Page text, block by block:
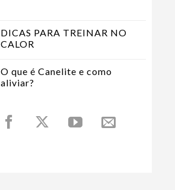
DICAS PARA TREINAR NO
CALOR
O que é Canelite e como
aliviar?